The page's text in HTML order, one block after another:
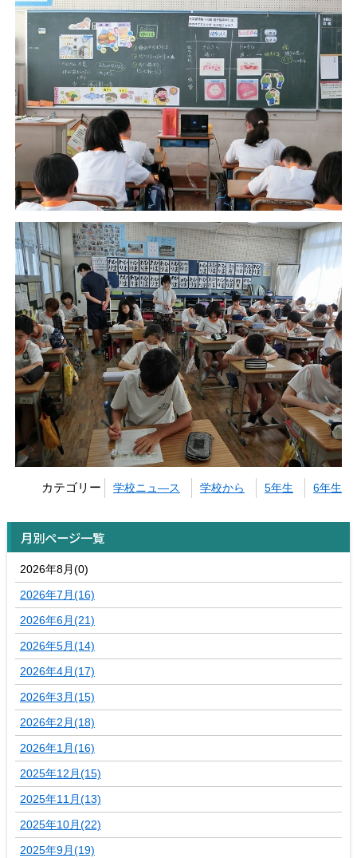
カテゴリー 学校ニュ―ス 学校から 5年生 6年生
月別ページ一覧
2026年8月(0)
2026年7月(16)
2026年6月(21)
2026年5月(14)
2026年4月(17)
2026年3月(15)
2026年2月(18)
2026年1月(16)
2025年12月(15)
2025年11月(13)
2025年10月(22)
2025年9月(19)